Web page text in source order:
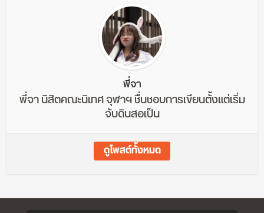
พี่จา
พี่จา นิสิตคณะนิเทศ จุฬาฯ ชื่นชอบการเขียนตั้งแต่เริ่ม
จับดินสอเป็น
ดูโพสต์ทั้งหมด